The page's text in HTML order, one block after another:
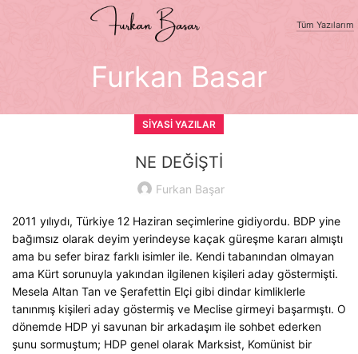
Tüm Yazılarım
Furkan Basar
SIYASI YAZILAR
NE DEĞİŞTİ
Furkan Başar
2011 yılıydı, Türkiye 12 Haziran seçimlerine gidiyordu. BDP yine
bağımsız olarak deyim yerindeyse kaçak güreşme kararı almıştı
ama bu sefer biraz farklı isimler ile. Kendi tabanından olmayan
ama Kürt sorunuyla yakından ilgilenen kişileri aday göstermişti.
Mesela Altan Tan ve Şerafettin Elçi gibi dindar kimliklerle
tanınmış kişileri aday göstermiş ve Meclise girmeyi başarmıştı. O
dönemde HDP yi savunan bir arkadaşım ile sohbet ederken
şunu sormuştum; HDP genel olarak Marksist, Komünist bir